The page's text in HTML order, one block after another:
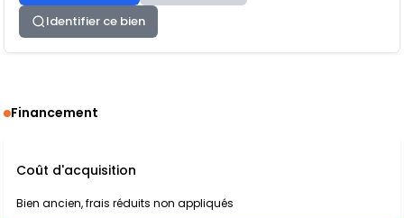
Identifier ce bien
Financement
Coût d'acquisition
Bien ancien, frais réduits non appliqués